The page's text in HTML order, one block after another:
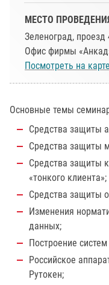
МЕСТО
Зеленоград, проезд
Офис фирмы
Посмотреть на карте
Основные темы
Средства защиты
Средства защиты
Средства защиты
«тонкого клиента»;
Средства защиты
Изменения
данных;
Построение
Российское
Рутокен;